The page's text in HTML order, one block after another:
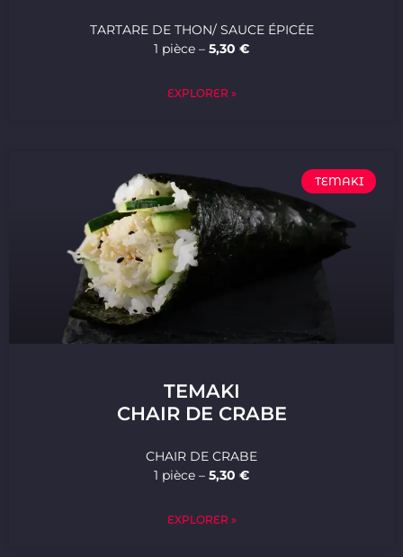
TARTARE DE THON/ SAUCE ÉPICÉE
1 pièce – 5,30 €
EXPLORER »
TEMAKI
TEMAKI
CHAIR DE CRABE
CHAIR DE CRABE
1 pièce – 5,30 €
EXPLORER »